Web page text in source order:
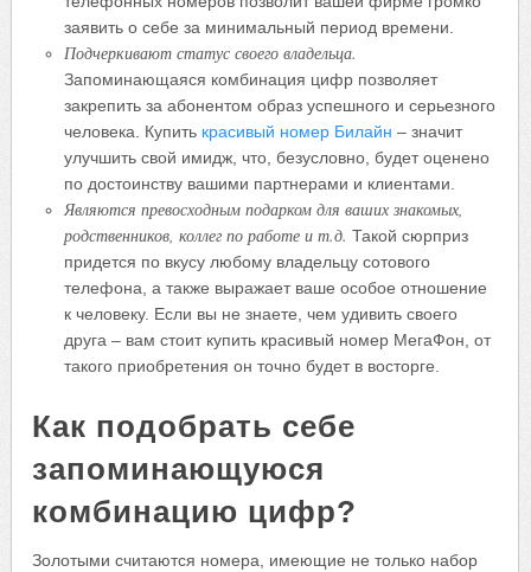
заявить о себе за минимальный период времени.
Подчеркивают статус своего владельца.
Запоминающаяся комбинация цифр позволяет
закрепить за абонентом образ успешного и серьезного
человека. Купить красивый номер Билайн – значит
улучшить свой имидж, что, безусловно, будет оценено
по достоинству вашими партнерами и клиентами.
Являются превосходным подарком для ваших знакомых,
родственников, коллег по работе и т.д. Такой сюрприз
придется по вкусу любому владельцу сотового
телефона, а также выражает ваше особое отношение
к человеку. Если вы не знаете, чем удивить своего
друга – вам стоит купить красивый номер МегаФон, от
такого приобретения он точно будет в восторге.
Как подобрать себе
запоминающуюся
комбинацию цифр?
Золотыми считаются номера, имеющие не только набор